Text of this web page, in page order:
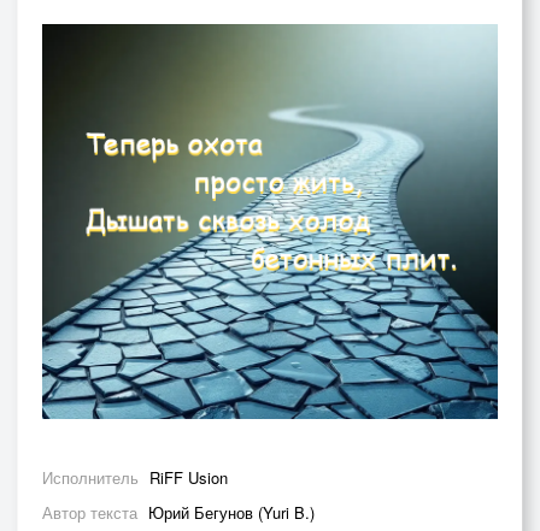
Исполнитель RiFF Usion
Автор текста Юрий Бегунов (Yuri B.)